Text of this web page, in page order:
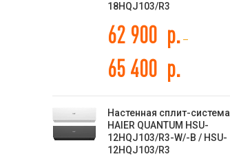
18HQJ103/R3
62 900 р. –
65 400 р.
Настенная сплит-система
HAIER QUANTUM HSU-
12HQJ103/R3-W/-B / HSU-
12HQJ103/R3